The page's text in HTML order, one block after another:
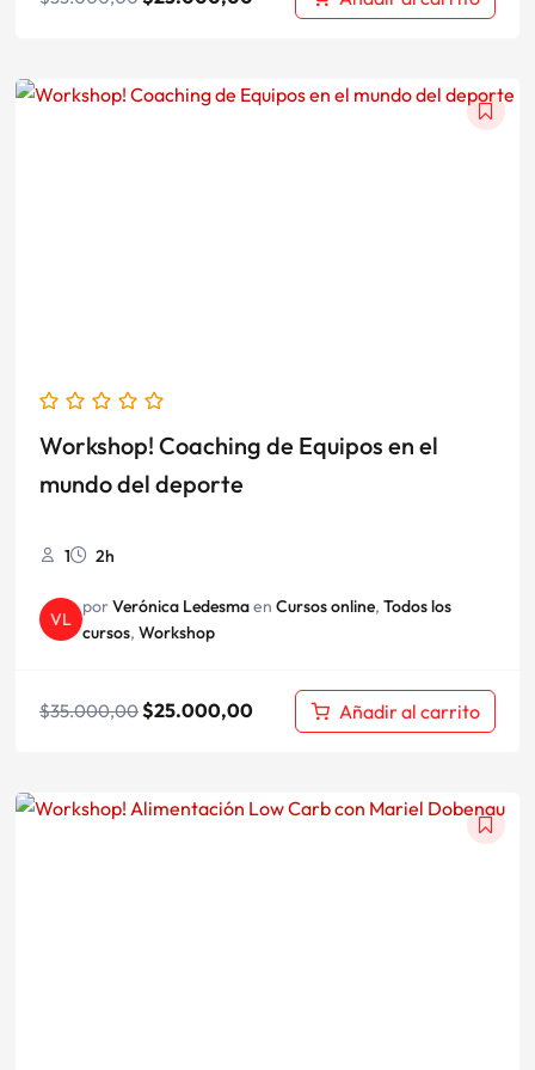
Workshop! Coaching de Equipos en el
mundo del deporte
1 2h
VL
porVerónica Ledesmaen Cursos online, Todos los
cursos, Workshop
$35.000,00
El
$25.000,00
El
Añadir al carrito
El
El